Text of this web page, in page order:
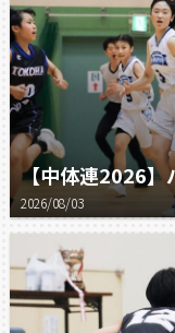
【中体連2026】
2026/08/03